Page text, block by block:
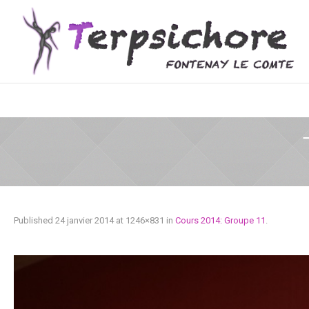
Published 24 janvier 2014at 1246×831 in Cours 2014: Groupe 11 .